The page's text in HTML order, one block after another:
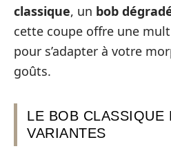
classique, un bob
cette coupe offre une
pour s’adapter à votre
goûts.
LE BOB CLASSIQUE
VARIANTES